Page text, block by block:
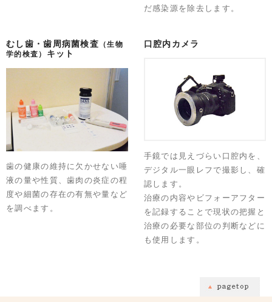
だ感染源を除去します。
むし歯・歯周病菌検査 （生物
学的検査）
キット
歯の健康の維持に欠かせない唾
液の量や性質、歯肉の炎症の程
度や細菌の存在の有無や量など
を調べます。
口腔内カメラ
手鏡では見えづらい口腔内を、
デジタル一眼レフで撮影し、確
認します。
治療の内容やビフォーアフター
を記録することで現状の把握と
治療の必要な部位の判断などに
も使用します。